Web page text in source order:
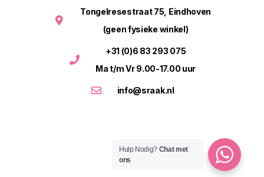
Tongelresestraat 75, Eindhoven
(geen fysieke winkel)
+31 (0)6 83 293 075
Ma t/m Vr 9.00-17.00 uur
info@sraak.nl
Hulp Nodig? Chat met
ons